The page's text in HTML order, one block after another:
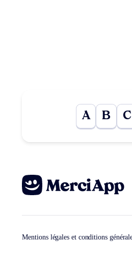
A B C
Mentions légales et conditions